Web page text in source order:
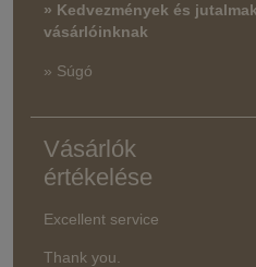
» Kedvezmények és
vásárlóinknak
» Súgó
Vásárlók
értékelése
Excellent service
Thank you.